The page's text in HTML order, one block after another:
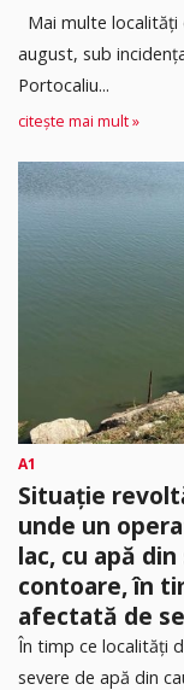
Mai multe localități
august, sub
Portocaliu...
citește mai mult »
A1
Situație
unde un
lac, cu apă
contoare, în
afectată de
În timp ce localități
severe de apă din